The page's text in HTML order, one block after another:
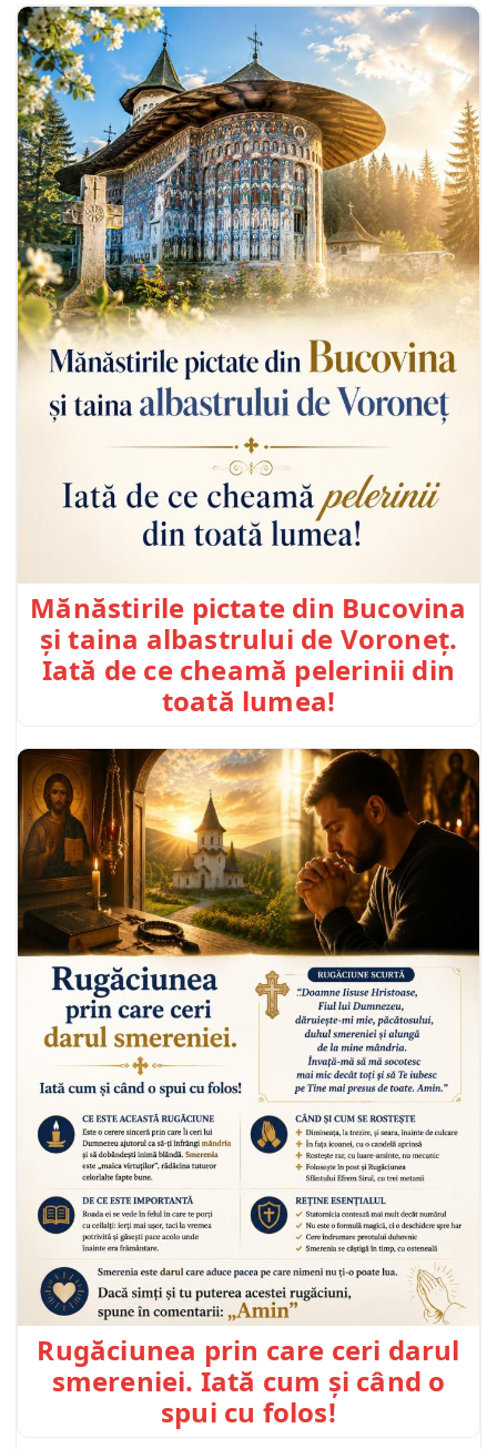
Mănăstirile pictate din Bucovina
și taina albastrului de Voroneț.
Iată de ce cheamă pelerinii din
toată lumea!
Rugăciunea prin care ceri darul
smereniei. Iată cum și când o
spui cu folos!